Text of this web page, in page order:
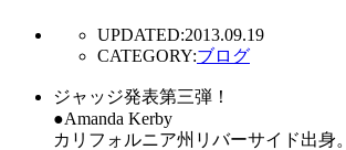
UPDATED:2013.09.19
CATEGORY:ブログ
ジャッジ発表第三弾！
●Amanda Kerby
カリフォルニア州リバーサイド出身。